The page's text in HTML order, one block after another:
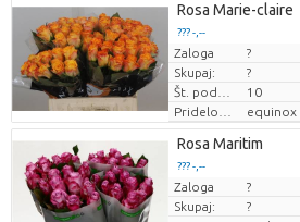
Rosa Marie-claire
??? -,--
Cena za kos
Zaloga ?
Skupaj:
?
10
equinox
Rosa Maritim
??? -,--
Cena za kos
Zaloga ?
Skupaj:
?